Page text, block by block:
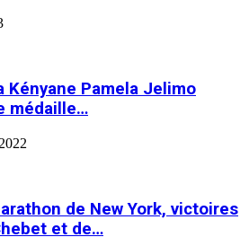
Kényane Pamela Jelimo
médaille…
de New York, victoires
et de…